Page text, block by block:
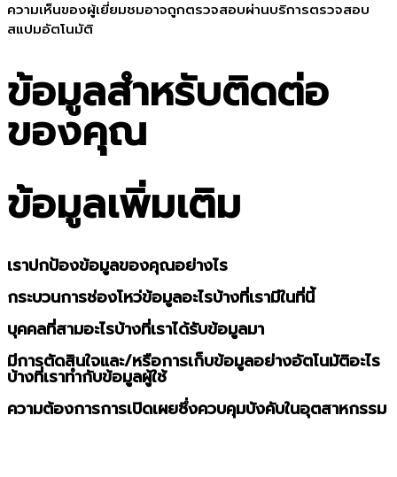
ความเห็นของผู้เยี่ยมชมอาจถูกตรวจสอบผ่านบริการตรวจสอบ
สแปมอัตโนมัติ
ข้อมูลสำหรับติดต่อ
ของคุณ
ข้อมูลเพิ่มเติม
เราปกป้องข้อมูลของคุณอย่างไร
กระบวนการช่องโหว่ข้อมูลอะไรบ้างที่เรามีในที่นี้
บุคคลที่สามอะไรบ้างที่เราได้รับข้อมูลมา
มีการตัดสินใจและ/หรือการเก็บข้อมูลอย่างอัตโนมัติอะไร
บ้างที่เราทำกับข้อมูลผู้ใช้
ความต้องการการเปิดเผยซึ่งควบคุมบังคับในอุตสาหกรรม